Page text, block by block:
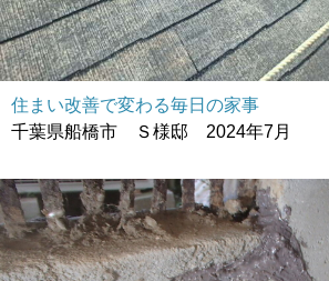
住まい改善で変わる毎日の家事
千葉県船橋市 Ｓ様邸 2024年7月